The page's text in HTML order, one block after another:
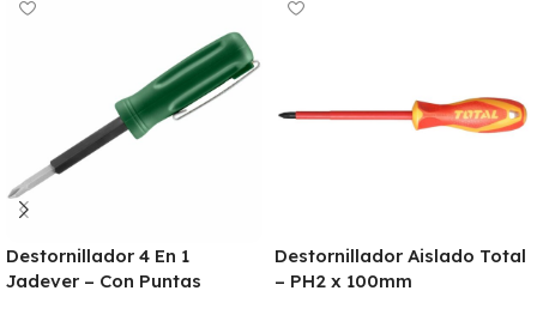
Destornillador 4 En 1
Jadever – Con Puntas
Destornillador Aislado Total
– PH2 x 100mm